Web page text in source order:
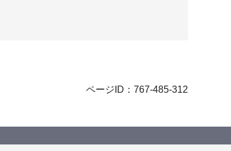
ページID：767-485-312